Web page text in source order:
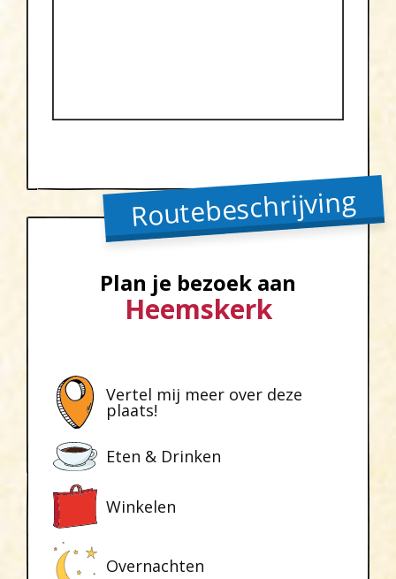
Routebeschrijving
Plan je bezoek aan
Heemskerk
Vertel mij meer over deze
plaats!
Eten & Drinken
Winkelen
Overnachten